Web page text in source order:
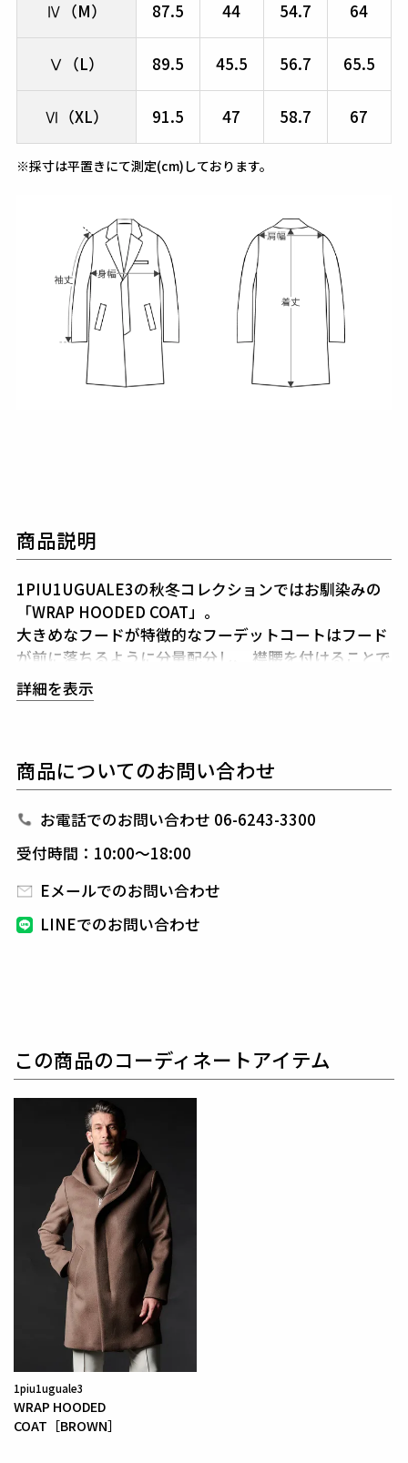
Ⅳ（M） 87.5 44 54.7 64
Ⅴ（L） 89.5 45.5 56.7 65.5
Ⅵ（XL） 91.5 47 58.7 67
※採寸は平置きにて測定(cm)しております。
商品説明
1PIU1UGUALE3の秋冬コレクションではお馴染みの
「WRAP HOODED COAT」。
大きめなフードが特徴的なフーデットコートはフード
が前に落ちるように分量配分し、 襟腰を付けることで
ネックに添い立つよう計算しパターンメイキングして
います。
象を与えます。
付属も抜かりなく、ZIPPERはイタリア・ラッカーニ
社の最高級ラインであるSUPER RACCAGNIを採用。
生産国：日本
素材
W/CA DOUBLE BEAVER
バー素材です。
ウール本来の温かさと美しい光沢、滑らかな風合いの
良さが充分に感じられます。
ウール素材の決め手となる起毛はクラシックなアザミ
起毛を使い、織りはカシミヤの膨らみを生かす低速の
ションヘル織機を使い
詳細を表示
商品についてのお問い合わせ
お電話でのお問い合わせ 06-6243-3300
受付時間：10:00～18:00
Eメールでのお問い合わせ
LINEでのお問い合わせ
この商品のコーディネートアイテム
1piu1uguale3
WRAP HOODED
COAT［BROWN］